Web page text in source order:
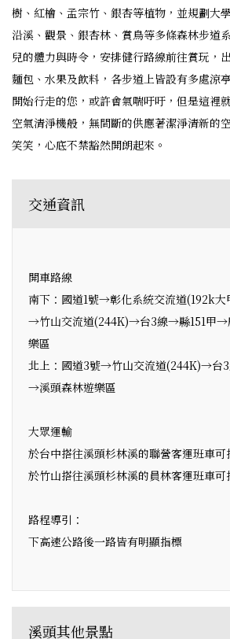
樹、紅檜、孟宗竹、銀杏等植物，並規劃大
沿溪、觀景、銀杏林、賞鳥等多條森林步道
兒的體力與時令，安排健行路線前往賞玩，
麵包、水果及飲料，各步道上皆設有多處涼
開始行走的您，或許會氣喘吁吁，但是這裡
空氣清淨機般，無間斷的供應著潔淨清新的
笑笑，心底不禁豁然開朗起來。
交通資訊
開車路線
南下：國道1號→彰化系統交流道(192k
→竹山交流道(244K)→台3線→縣151甲→
樂區
北上：國道3號→竹山交流道(244K)→台
→溪頭森林遊樂區
大眾運輸
於台中搭往溪頭杉林溪的聯營客運班車可
於竹山搭往溪頭杉林溪的員林客運班車可
路程導引：
下高速公路後一路皆有明顯指標
溪頭其他景點